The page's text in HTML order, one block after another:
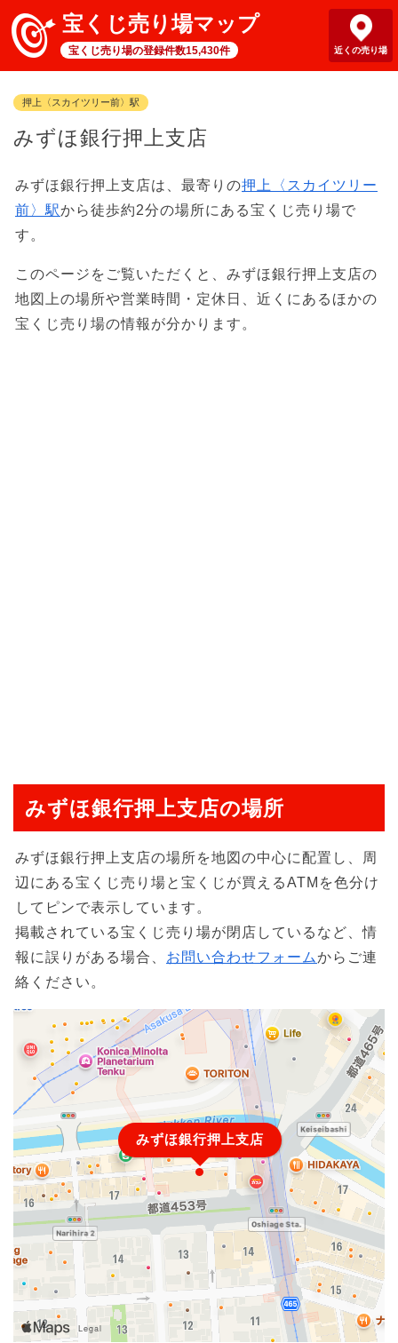
宝くじ売り場マップ
宝くじ売り場の登録件数15,430件 近くの売り場
押上〈スカイツリー前〉駅
みずほ銀行押上支店
みずほ銀行押上支店は、最寄りの押上〈スカイツリー
前〉駅から徒歩約2分の場所にある宝くじ売り場で
す。
このページをご覧いただくと、みずほ銀行押上支店の
地図上の場所や営業時間・定休日、近くにあるほかの
宝くじ売り場の情報が分かります。
みずほ銀行押上支店の場所
みずほ銀行押上支店の場所を地図の中心に配置し、周
辺にある宝くじ売り場と宝くじが買えるATMを色分け
してピンで表示しています。
掲載されている宝くじ売り場が閉店しているなど、情
報に誤りがある場合、 お問い合わせフォームからご連
絡ください。
みずほ銀行押上支店